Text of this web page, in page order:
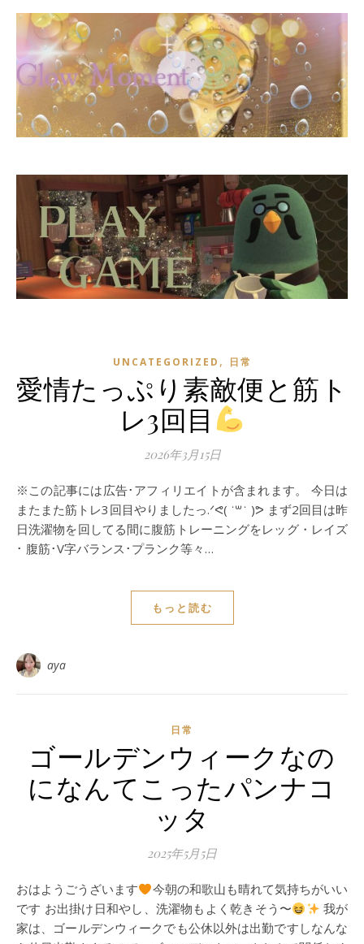
UNCATEGORIZED , 日常
愛情たっぷり素敵便と筋ト
レ3回目
2026年3月15日
※この記事には広告･アフィリエイトが含まれます。 今日は
またまた筋トレ3回目やりましたっ.ᐟᕙ( ˙꒳​˙ )ᕗ まず2回目は昨
日洗濯物を回してる間に腹筋トレーニングをレッグ・レイズ
･ 腹筋･V字バランス･プランク等々…
もっと読む
aya
日常
ゴールデンウィークなの
になんてこったパンナコ
ッタ
2025年5月5日
おはようごうざいます
今朝の和歌山も晴れて気持ちがいい
です お出掛け日和やし、洗濯物もよく乾きそう〜
我が
家は、ゴールデンウィークでも公休以外は出勤ですしなんな